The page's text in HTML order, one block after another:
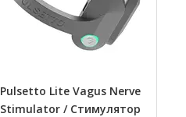
Pulsetto Lite Vagus Nerve
Stimulator / Стимулятор